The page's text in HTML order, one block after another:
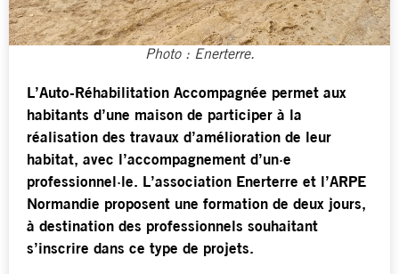
Photo : Enerterre.
L’Auto-Réhabilitation Accompagnée permet aux
habitants d’une maison de participer à la
réalisation des travaux d’amélioration de leur
habitat, avec l’accompagnement d’un·e
professionnel·le. L’association Enerterre et l’ARPE
Normandie proposent une formation de deux jours,
à destination des professionnels souhaitant
s’inscrire dans ce type de projets.